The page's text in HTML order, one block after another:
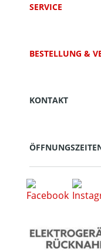
SERVICE
BESTELLUNG &
KONTAKT